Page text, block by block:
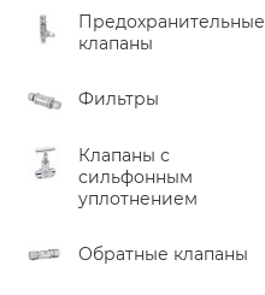
Предохранительные
клапаны
Фильтры
Клапаны с
сильфонным
уплотнением
Обратные клапаны